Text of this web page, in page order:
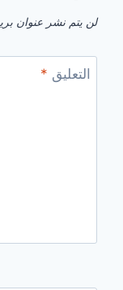
لن يتم نشر عنوان
التعليق *